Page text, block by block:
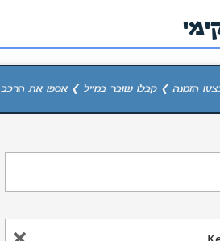
הזמנה ❯ קבלו שובר במייל ❯ אספו את הרכב